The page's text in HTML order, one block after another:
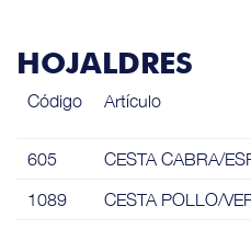
HOJALDRES
Código Artículo
605 CESTA CABRA/
1089 CESTA POLLO/